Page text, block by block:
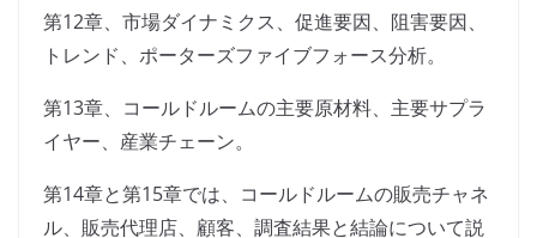
第12章、市場ダイナミクス、促進要因、阻害要因、
トレンド、ポーターズファイブフォース分析。
第13章、コールドルームの主要原材料、主要サプラ
イヤー、産業チェーン。
第14章と第15章では、コールドルームの販売チャネ
ル、販売代理店、顧客、調査結果と結論について説